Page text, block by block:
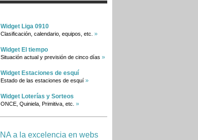
Widget Liga 0910
Clasificación, calendario, equipos, etc. »
Widget El tiempo
Situación actual y previsión de cinco días »
Widget Estaciones de esquí
Estado de las estaciones de esquí »
Widget Loterías y Sorteos
ONCE, Quiniela, Primitiva, etc. »